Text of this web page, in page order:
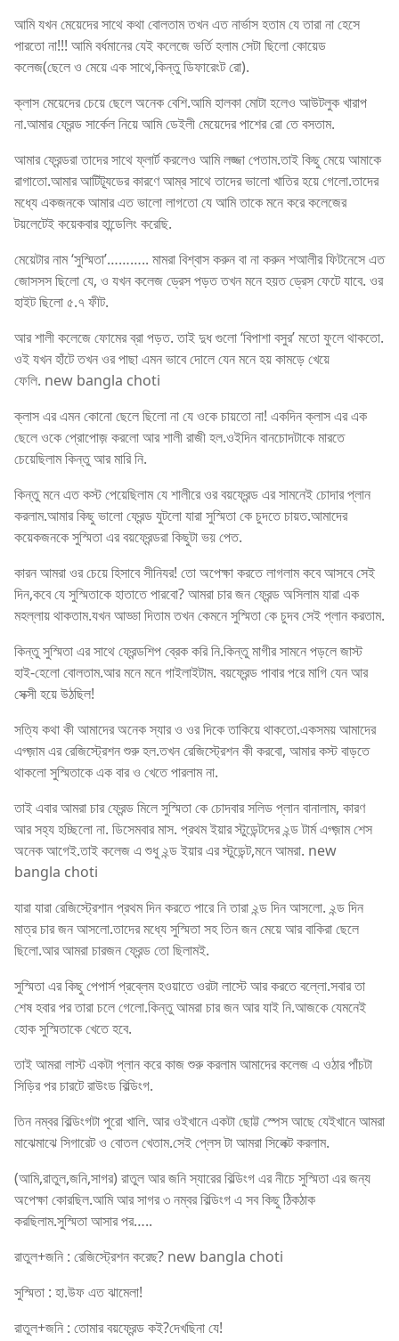
আমি যখন মেয়েদের সাথে কথা বোলতাম তখন এত নার্ভাস হতাম যে তারা না হেসে
পারতো না!!! আমি বর্ধমানের যেই কলেজে ভর্তি হলাম সেটা ছিলো কোয়েড
কলেজ(ছেলে ও মেয়ে এক সাথে,কিন্তু ডিফারেংট রো).
ক্লাস মেয়েদের চেয়ে ছেলে অনেক বেশি.আমি হালকা মোটা হলেও আউটলুক খারাপ
না.আমার ফ্রেন্ড সার্কেল নিয়ে আমি ডেইলী মেয়েদের পাশের রো তে বসতাম.
আমার ফ্রেন্ডরা তাদের সাথে ফ্লার্ট করলেও আমি লজ্জা পেতাম.তাই কিছু মেয়ে আমাকে
রাগাতো.আমার আটিট্যূডের কারণে আম্‌র সাথে তাদের ভালো খাতির হয়ে গেলো.তাদের
মধ্যে একজনকে আমার এত ভালো লাগতো যে আমি তাকে মনে করে কলেজের
টয়লেটেই কয়েকবার হান্ডেলিং করেছি.
মেয়েটার নাম ‘সুস্মিতা’……….. মামরা বিশ্বাস করুন বা না করুন শআলীর ফিটনেসে এত
জোসসস ছিলো যে, ও যখন কলেজ ড্রেস পড়ত তখন মনে হয়ত ড্রেস ফেটে যাবে. ওর
হাইট ছিলো ৫.৭ ফীট.
আর শালী কলেজে ফোমের ব্রা পড়ত. তাই দুধ গুলো ‘বিপাশা বসুর’ মতো ফুলে থাকতো.
ওই যখন হাঁটে তখন ওর পাছা এমন ভাবে দোলে যেন মনে হয় কামড়ে খেয়ে
ফেলি. new bangla choti
ক্লাস এর এমন কোনো ছেলে ছিলো না যে ওকে চায়তো না! একদিন ক্লাস এর এক
ছেলে ওকে প্রোপোজ় করলো আর শালী রাজী হল.ওইদিন বানচোদটাকে মারতে
চেয়েছিলাম কিন্তু আর মারি নি.
কিন্তু মনে এত কস্ট পেয়েছিলাম যে শালীরে ওর বয়ফ্রেন্ড এর সামনেই চোদার প্লান
করলাম.আমার কিছু ভালো ফ্রেন্ড যুটলো যারা সুস্মিতা কে চুদতে চায়ত.আমাদের
কয়েকজনকে সুস্মিতা এর বয়ফ্রেন্ডরা কিছুটা ভয় পেত.
কারন আমরা ওর চেয়ে হিসাবে সীনিযর! তো অপেক্ষা করতে লাগলাম কবে আসবে সেই
দিন,কবে যে সুস্মিতাকে হাতাতে পারবো? আমরা চার জন ফ্রেন্ড অসিলাম যারা এক
মহল্লায় থাকতাম.যখন আড্ডা দিতাম তখন কেমনে সুস্মিতা কে চুদব সেই প্লান করতাম.
কিন্তু সুস্মিতা এর সাথে ফ্রেন্ডশিপ ব্রেক করি নি.কিন্তু মাগীর সামনে পড়লে জাস্ট
হাই-হেলো বোলতাম.আর মনে মনে গাইলাইটাম. বয়ফ্রেন্ড পাবার পরে মাগি যেন আর
সেক্সী হয়ে উঠছিল!
সত্যি কথা কী আমাদের অনেক স্যার ও ওর দিকে তাকিয়ে থাকতো.একসময় আমাদের
এগ্জ়াম এর রেজিস্ট্রেশন শুরু হল.তখন রেজিস্ট্রেশন কী করবো, আমার কস্ট বাড়তে
থাকলো সুস্মিতাকে এক বার ও খেতে পারলাম না.
তাই এবার আমরা চার ফ্রেন্ড মিলে সুস্মিতা কে চোদবার সলিড প্লান বানালাম, কারণ
আর সহ্য হচ্ছিলো না. ডিসেমবার মাস. প্রথম ইয়ার স্টুডেন্টদের ২ন্ড টার্ম এগ্জ়াম শেস
অনেক আগেই.তাই কলেজ এ শুধু ২ন্ড ইয়ার এর স্টুডেন্ট,মনে আমরা. new
bangla choti
যারা যারা রেজিস্ট্রেশান প্রথম দিন করতে পারে নি তারা ২ন্ড দিন আসলো. ২ন্ড দিন
মাত্র চার জন আসলো.তাদের মধ্যে সুস্মিতা সহ তিন জন মেয়ে আর বাকিরা ছেলে
ছিলো.আর আমরা চারজন ফ্রেন্ড তো ছিলামই.
সুস্মিতা এর কিছু পেপার্স প্রব্লেম হওয়াতে ওরটা লাস্টে আর করতে বল্লো.সবার তা
শেষ হবার পর তারা চলে গেলো.কিন্তু আমরা চার জন আর যাই নি.আজকে যেমনেই
হোক সুস্মিতাকে খেতে হবে.
তাই আমরা লাস্ট একটা প্লান করে কাজ শুরু করলাম আমাদের কলেজ এ ওঠার পাঁচটা
সিড়ির পর চারটে রাউংড বিল্ডিংগ.
তিন নম্বর বিল্ডিংগটা পুরো খালি. আর ওইখানে একটা ছোট্ট স্পেস আছে যেইখানে আমরা
মাঝেমাঝে সিগারেট ও বোতল খেতাম.সেই প্লেস টা আমরা সিলেক্ট করলাম.
(আমি,রাতুল,জনি,সাগর) রাতুল আর জনি স্যারের বিল্ডিংগ এর নীচে সুস্মিতা এর জন্য
অপেক্ষা কোরছিল.আমি আর সাগর ৩ নম্বর বিল্ডিংগ এ সব কিছু ঠিকঠাক
করছিলাম.সুস্মিতা আসার পর…..
রাতুল+জনি : রেজিস্ট্রেশন করেছ? new bangla choti
সুস্মিতা : হা.উফ এত ঝামেলা!
রাতুল+জনি : তোমার বয়ফ্রেন্ড কই?দেখছিনা যে!